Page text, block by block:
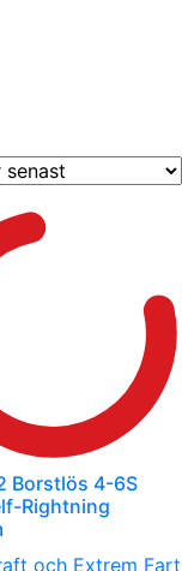
Borstlös 4-6S
Rightning
och Extrem Fart